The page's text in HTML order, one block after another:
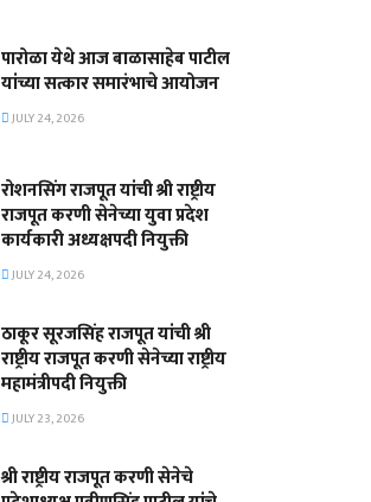
पारोळा येथे आज बाळासाहेब पाटील
यांच्या सत्कार समारंभाचे आयोजन
JULY 24, 2026
रोशनसिंग राजपूत यांची श्री राष्ट्रीय
राजपूत करणी सेनेच्या युवा प्रदेश
कार्यकारी अध्यक्षपदी नियुक्ती
JULY 24, 2026
ठाकूर सूरजसिंह राजपूत यांची श्री
राष्ट्रीय राजपूत करणी सेनेच्या राष्ट्रीय
महामंत्रीपदी नियुक्ती
JULY 23, 2026
श्री राष्ट्रीय राजपूत करणी सेनेचे